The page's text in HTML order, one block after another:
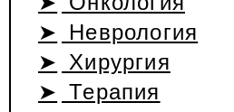
Неврология
Хирургия
Терапия